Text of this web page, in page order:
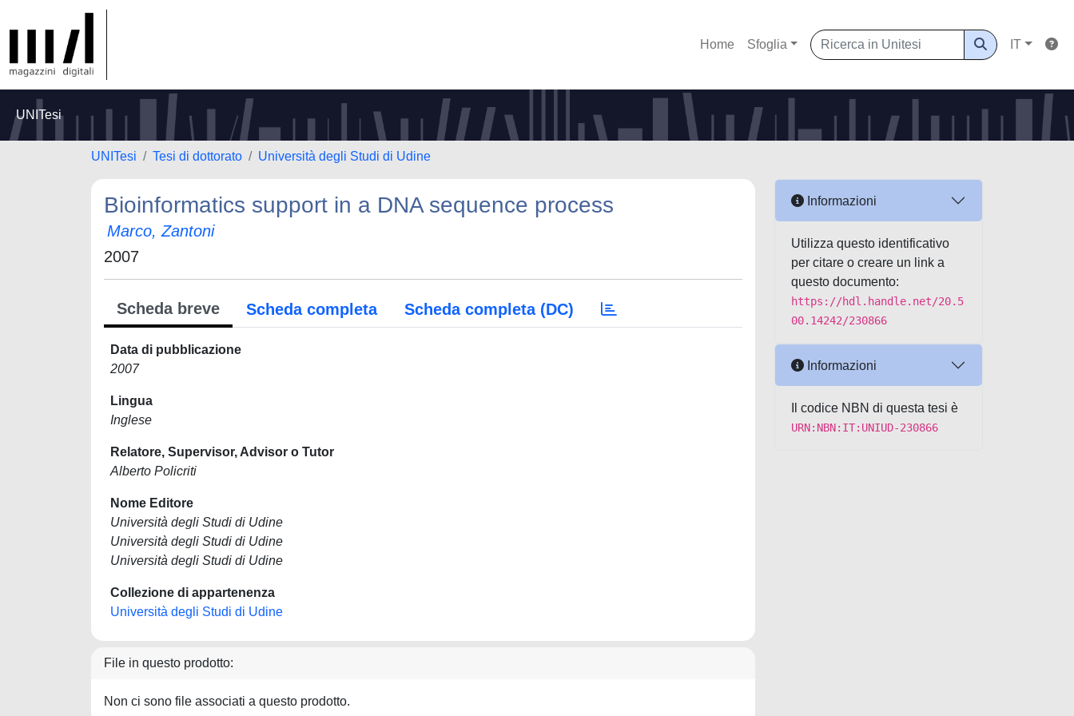
Home Sfoglia IT
UNITesi
UNITesi Tesi di dottorato Università degli Studi di Udine
Bioinformatics support in a DNA sequence process
Marco, Zantoni
2007
Scheda breve Scheda completa Scheda completa (DC)
Data di pubblicazione
2007
Lingua
Inglese
Relatore, Supervisor, Advisor o Tutor
Alberto Policriti
Nome Editore
Università degli Studi di Udine
Università degli Studi di Udine
Università degli Studi di Udine
Collezione di appartenenza
Università degli Studi di Udine
File in questo prodotto:
Non ci sono file associati a questo prodotto.
Informazioni
Utilizza questo identificativo
per citare o creare un link a
questo documento:
https://hdl.handle.net/20.5
00.14242/230866
Informazioni
Il codice NBN di questa tesi è
URN:NBN:IT:UNIUD-230866